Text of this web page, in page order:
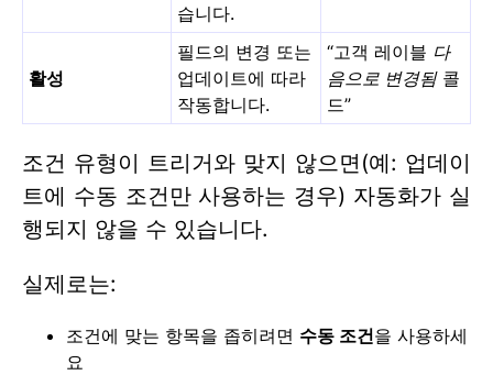
습니다.
활성
필드의 변경 또는
업데이트에 따라
작동합니다.
“고객 레이블 다
음으로 변경됨콜
드”
조건 유형이 트리거와 맞지 않으면(예: 업데이
트에 수동 조건만 사용하는 경우) 자동화가 실
행되지 않을 수 있습니다.
실제로는:
조건에 맞는 항목을 좁히려면 수동 조건을 사용하세
요